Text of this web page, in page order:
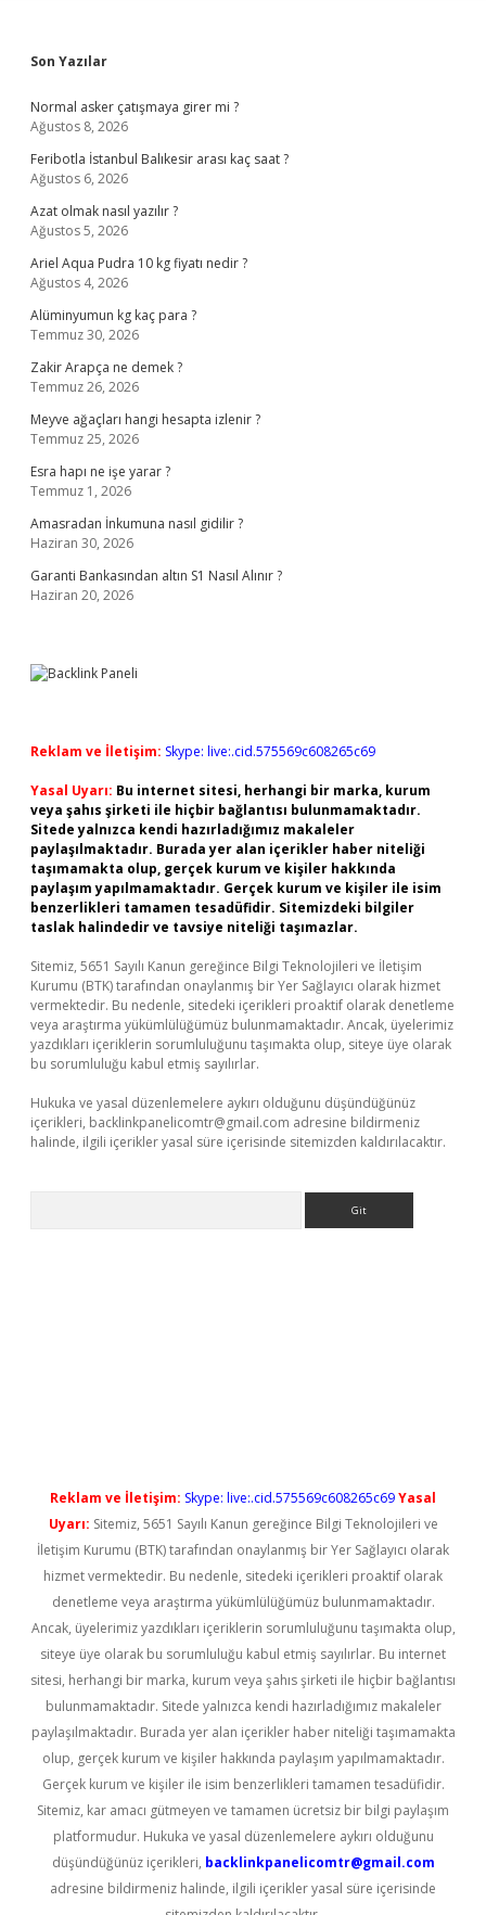
Sidebar
Son Yazılar
Normal asker çatışmaya girer mi ?
Ağustos 8, 2026
Feribotla İstanbul Balıkesir arası kaç saat ?
Ağustos 6, 2026
Azat olmak nasıl yazılır ?
Ağustos 5, 2026
Ariel Aqua Pudra 10 kg fiyatı nedir ?
Ağustos 4, 2026
Alüminyumun kg kaç para ?
Temmuz 30, 2026
Zakir Arapça ne demek ?
Temmuz 26, 2026
Meyve ağaçları hangi hesapta izlenir ?
Temmuz 25, 2026
Esra hapı ne işe yarar ?
Temmuz 1, 2026
Amasradan İnkumuna nasıl gidilir ?
Haziran 30, 2026
Garanti Bankasından altın S1 Nasıl Alınır ?
Haziran 20, 2026
Reklam ve İletişim: Skype: live:.cid.575569c608265c69
Yasal Uyarı: Bu internet sitesi, herhangi bir marka, kurum
veya şahıs şirketi ile hiçbir bağlantısı bulunmamaktadır.
Sitede yalnızca kendi hazırladığımız makaleler
paylaşılmaktadır. Burada yer alan içerikler haber niteliği
taşımamakta olup, gerçek kurum ve kişiler hakkında
paylaşım yapılmamaktadır. Gerçek kurum ve kişiler ile isim
benzerlikleri tamamen tesadüfidir. Sitemizdeki bilgiler
taslak halindedir ve tavsiye niteliği taşımazlar.
Sitemiz, 5651 Sayılı Kanun gereğince Bilgi Teknolojileri ve İletişim
Kurumu (BTK) tarafından onaylanmış bir Yer Sağlayıcı olarak hizmet
vermektedir. Bu nedenle, sitedeki içerikleri proaktif olarak denetleme
veya araştırma yükümlülüğümüz bulunmamaktadır. Ancak, üyelerimiz
yazdıkları içeriklerin sorumluluğunu taşımakta olup, siteye üye olarak
bu sorumluluğu kabul etmiş sayılırlar.
Hukuka ve yasal düzenlemelere aykırı olduğunu düşündüğünüz
içerikleri, backlinkpanelicomtr@gmail.com adresine bildirmeniz
halinde, ilgili içerikler yasal süre içerisinde sitemizden kaldırılacaktır.
Reklam ve İletişim: Skype: live:.cid.575569c608265c69Yasal
Uyarı: Sitemiz, 5651 Sayılı Kanun gereğince Bilgi Teknolojileri ve
İletişim Kurumu (BTK) tarafından onaylanmış bir Yer Sağlayıcı olarak
hizmet vermektedir. Bu nedenle, sitedeki içerikleri proaktif olarak
denetleme veya araştırma yükümlülüğümüz bulunmamaktadır.
Ancak, üyelerimiz yazdıkları içeriklerin sorumluluğunu taşımakta olup,
siteye üye olarak bu sorumluluğu kabul etmiş sayılırlar. Bu internet
sitesi, herhangi bir marka, kurum veya şahıs şirketi ile hiçbir bağlantısı
bulunmamaktadır. Sitede yalnızca kendi hazırladığımız makaleler
paylaşılmaktadır. Burada yer alan içerikler haber niteliği taşımamakta
olup, gerçek kurum ve kişiler hakkında paylaşım yapılmamaktadır.
Gerçek kurum ve kişiler ile isim benzerlikleri tamamen tesadüfidir.
Sitemiz, kar amacı gütmeyen ve tamamen ücretsiz bir bilgi paylaşım
platformudur. Hukuka ve yasal düzenlemelere aykırı olduğunu
düşündüğünüz içerikleri, backlinkpanelicomtr@gmail.com
adresine bildirmeniz halinde, ilgili içerikler yasal süre içerisinde